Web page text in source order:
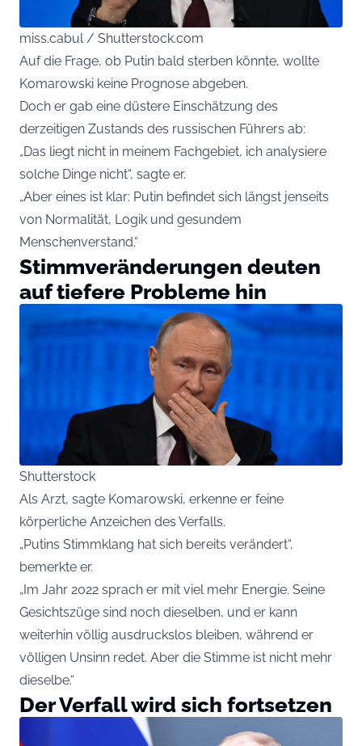
miss.cabul / Shutterstock.com
Auf die Frage, ob Putin bald sterben könnte, wollte
Komarowski keine Prognose abgeben.
Doch er gab eine düstere Einschätzung des
derzeitigen Zustands des russischen Führers ab:
„Das liegt nicht in meinem Fachgebiet, ich analysiere
solche Dinge nicht“, sagte er.
„Aber eines ist klar: Putin befindet sich längst jenseits
von Normalität, Logik und gesundem
Menschenverstand.“
Stimmveränderungen deuten
auf tiefere Probleme hin
Shutterstock
Als Arzt, sagte Komarowski, erkenne er feine
körperliche Anzeichen des Verfalls.
„Putins Stimmklang hat sich bereits verändert“,
bemerkte er.
„Im Jahr 2022 sprach er mit viel mehr Energie. Seine
Gesichtszüge sind noch dieselben, und er kann
weiterhin völlig ausdruckslos bleiben, während er
völligen Unsinn redet. Aber die Stimme ist nicht mehr
dieselbe.“
Der Verfall wird sich fortsetzen